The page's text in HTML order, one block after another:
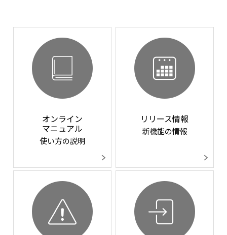
オンライン
マニュアル
使い方の説明
リリース情報
新機能の情報